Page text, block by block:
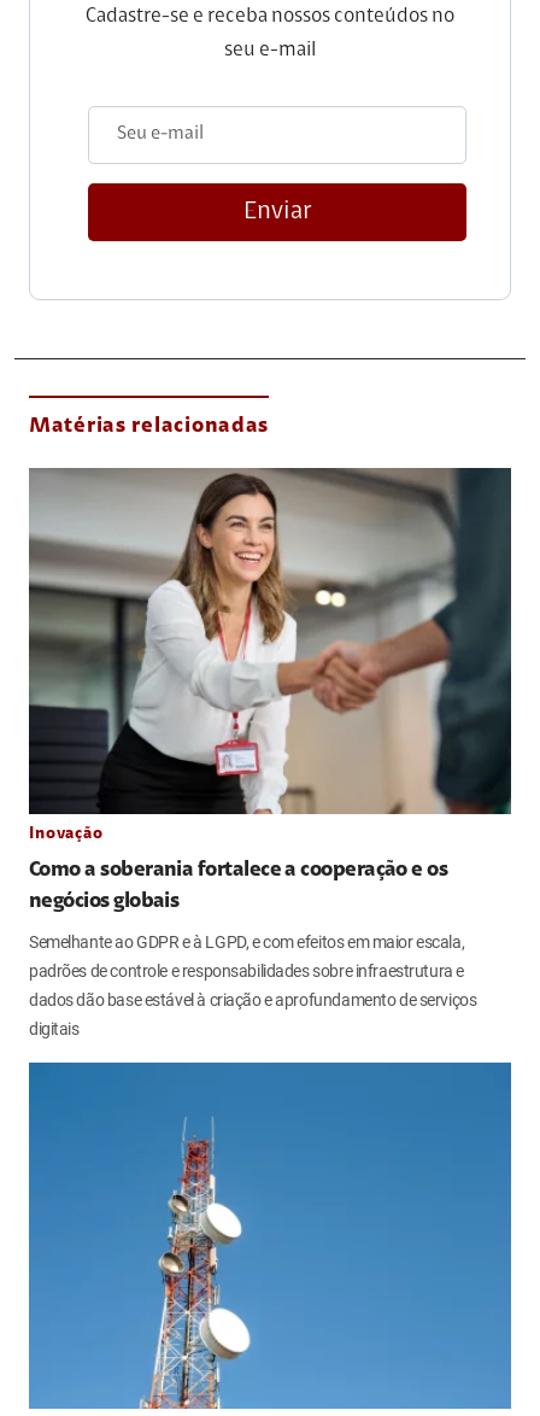
Cadastre-se e receba nossos conteúdos no
seu e-mail
Enviar
Matérias relacionadas
Inovação
Como a soberania fortalece a cooperação e os
negócios globais
Semelhante ao GDPR e à LGPD, e com efeitos em maior escala,
padrões de controle e responsabilidades sobre infraestrutura e
dados dão base estável à criação e aprofundamento de serviços
digitais